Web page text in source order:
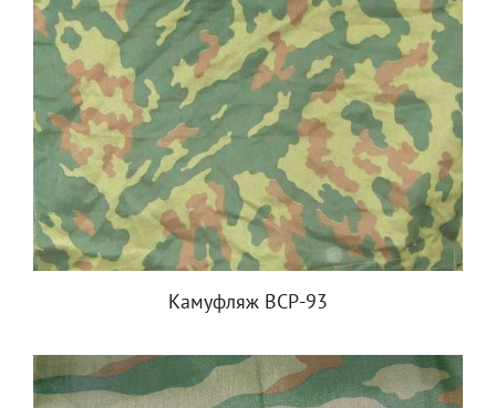
Камуфляж ВСР-93